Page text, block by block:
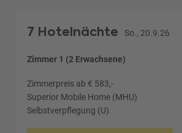
7 Hotelnächte So., 20.9.26
Zimmer 1 (2 Erwachsene)
Zimmerpreis ab € 583,-
Superior Mobile Home (MHU)
Selbstverpflegung (U)